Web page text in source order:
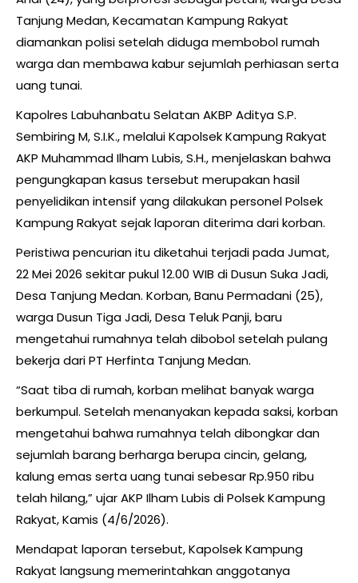
Tanjung Medan, Kecamatan Kampung Rakyat
diamankan polisi setelah diduga membobol rumah
warga dan membawa kabur sejumlah perhiasan serta
uang tunai.
Kapolres Labuhanbatu Selatan AKBP Aditya S.P.
Sembiring M, S.I.K., melalui Kapolsek Kampung Rakyat
AKP Muhammad Ilham Lubis, S.H., menjelaskan bahwa
pengungkapan kasus tersebut merupakan hasil
penyelidikan intensif yang dilakukan personel Polsek
Kampung Rakyat sejak laporan diterima dari korban.
Peristiwa pencurian itu diketahui terjadi pada Jumat,
22 Mei 2026 sekitar pukul 12.00 WIB di Dusun Suka Jadi,
Desa Tanjung Medan. Korban, Banu Permadani (25),
warga Dusun Tiga Jadi, Desa Teluk Panji, baru
mengetahui rumahnya telah dibobol setelah pulang
bekerja dari PT Herfinta Tanjung Medan.
“Saat tiba di rumah, korban melihat banyak warga
berkumpul. Setelah menanyakan kepada saksi, korban
mengetahui bahwa rumahnya telah dibongkar dan
sejumlah barang berharga berupa cincin, gelang,
kalung emas serta uang tunai sebesar Rp.950 ribu
telah hilang,” ujar AKP Ilham Lubis di Polsek Kampung
Rakyat, Kamis (4/6/2026).
Mendapat laporan tersebut, Kapolsek Kampung
Rakyat langsung memerintahkan anggotanya